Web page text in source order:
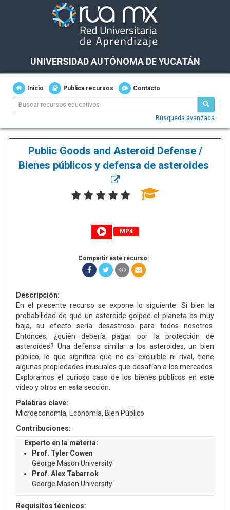
UNIVERSIDAD AUTÓNOMA DE YUCATÁN
Inicio Publica recursos Contacto
Búsqueda avanzada
Public Goods and Asteroid Defense /
Bienes públicos y defensa de asteroides
MP4
Compartir este recurso:
Descripción:
En el presente recurso se expone lo siguiente: Si bien la
probabilidad de que un asteroide golpee el planeta es muy
baja, su efecto sería desastroso para todos nosotros.
Entonces, ¿quién debería pagar por la protección de
asteroides? Una defensa similar a los asteroides, un bien
público, lo que significa que no es excluible ni rival, tiene
algunas propiedades inusuales que desafían a los mercados.
Exploramos el curioso caso de los bienes públicos en este
video y otros en esta sección.
Palabras clave:
Microeconomía, Economía, Bien Público
Contribuciones:
Experto en la materia:
Prof. Tyler Cowen
George Mason University
Prof. Alex Tabarrok
George Mason University
Requisitos técnicos: